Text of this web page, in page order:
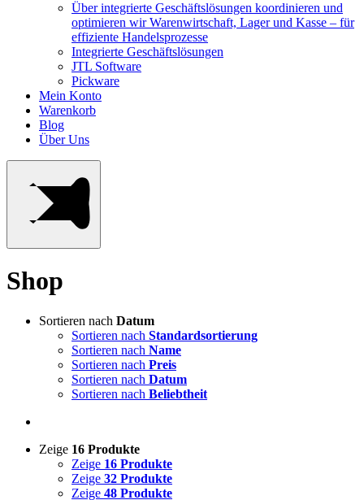
Über integrierte Geschäftslösungen koordinieren und
optimieren wir Warenwirtschaft, Lager und Kasse – für
effiziente Handelsprozesse
Integrierte Geschäftslösungen
JTL Software
Pickware
Mein Konto
Warenkorb
Blog
Über Uns
Shop
Sortieren nach Datum
Sortieren nach Standardsortierung
Sortieren nach Name
Sortieren nach Preis
Sortieren nach Datum
Sortieren nach Beliebtheit
Zeige 16 Produkte
Zeige 16 Produkte
Zeige 32 Produkte
Zeige 48 Produkte